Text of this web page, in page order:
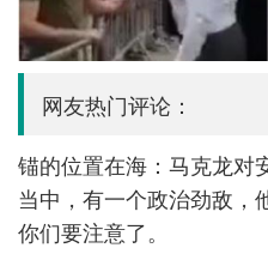
网友热门评论：
锚的位置在海：马克龙对
当中，有一个政治劲敌，
你们要注意了。